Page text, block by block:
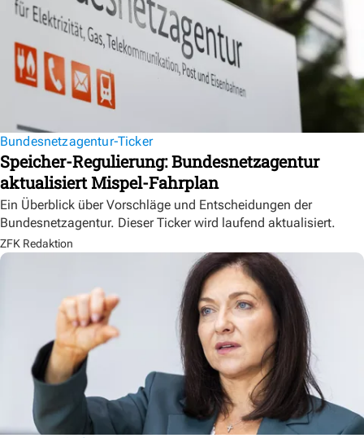
Bundesnetzagentur-Ticker
Speicher-Regulierung: Bundesnetzagentur
aktualisiert Mispel-Fahrplan
Ein Überblick über Vorschläge und Entscheidungen der
Bundesnetzagentur. Dieser Ticker wird laufend aktualisiert.
ZFK Redaktion